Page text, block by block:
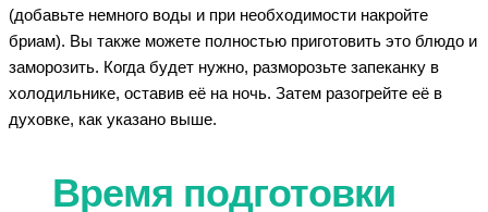
(добавьте немного воды и при необходимости накройте
бриам). Вы также можете полностью приготовить это блюдо и
заморозить. Когда будет нужно, разморозьте запеканку в
холодильнике, оставив её на ночь. Затем разогрейте её в
духовке, как указано выше.
Время подготовки